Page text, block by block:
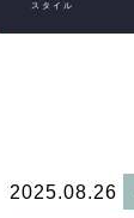
スタイル
2025.08.26